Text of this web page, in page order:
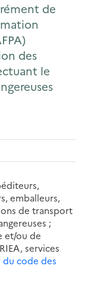
de
des
le
emballeurs,
de transport
;
et/ou de
services
du code des